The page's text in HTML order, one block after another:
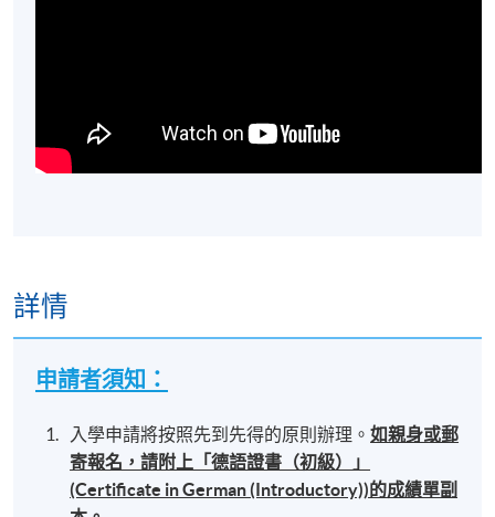
詳情
申請者須知：
入學申請將按照先到先得的原則辦理。如親身或郵
寄報名，請附上「德語證書（初級）」
(Certificate in German (Introductory))的成績單副